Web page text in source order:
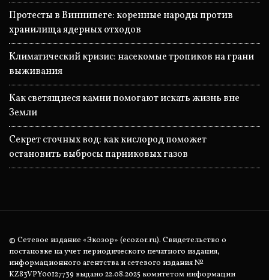
Протесты в Виннипеге: коренные народы против
хранилища ядерных отходов
Климатический кризис: насекомые тропиков на грани
выживания
Как светящиеся камни помогают искать жизнь вне
Земли
Секрет сточных вод: как кислород поможет
остановить выбросы парниковых газов
© Сетевое издание «Экозор» (ecozor.ru). Свидетельство о
постановке на учет периодического печатного издания,
информационного агентства и сетевого издания №
KZ83VPY00127739 выдано 22.08.2025 комитетом информации